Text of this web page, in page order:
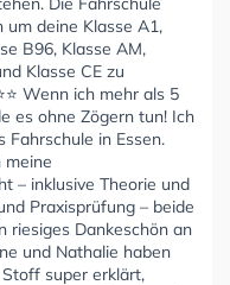
deine Klasse A1,
B96, Klasse AM,
Klasse CE zu
Wenn ich mehr als 5
es ohne Zögern tun! Ich
in Essen.
meine
– inklusive Theorie und
Praxisprüfung – beide
riesiges Dankeschön an
und Nathalie haben
super erklärt,